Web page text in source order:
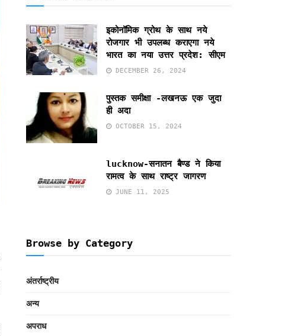
इकोनॉमिक ग्रोथ के साथ नये
रोजगार भी उपलब्ध कराएगा नये
भारत का नया उत्तर प्रदेश: सीएम
DECEMBER 26, 2024
पुस्तक समीक्षा -लखनऊ एक जुदा
ही अदा
OCTOBER 15, 2024
lucknow-सनातन बैण्ड ने किया
रामत्व के साथ राष्ट्र जागरण
JUNE 11, 2025
Browse by Category
अंतर्राष्ट्रीय
अन्य
अपराध